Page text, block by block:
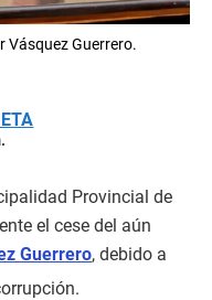
Vásquez Guerrero.
Provincial de
el cese del aún
Guerrero, debido a